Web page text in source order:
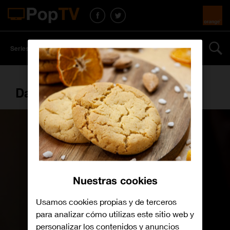
Series y películas Más
Daños y perjuicios
Nuestras cookies
Usamos cookies propias y de terceros
para analizar cómo utilizas este sitio web y
personalizar los contenidos y anuncios